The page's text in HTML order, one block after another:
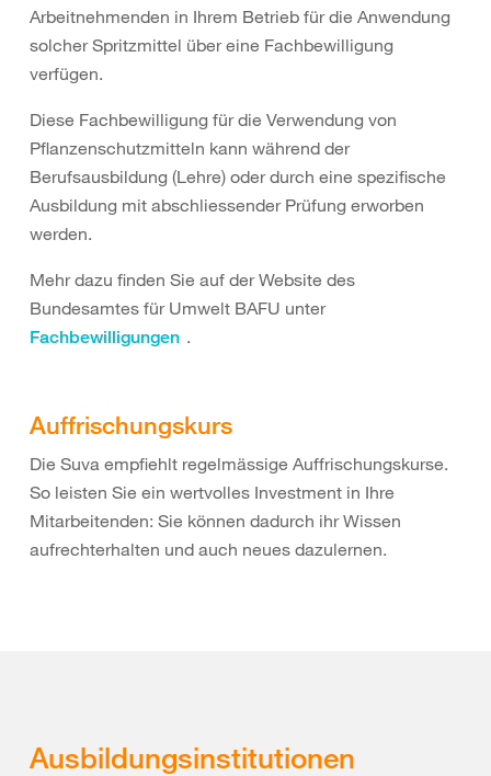
Arbeitnehmenden in Ihrem Betrieb für die Anwendung
solcher Spritzmittel über eine Fachbewilligung
verfügen.
Diese Fachbewilligung für die Verwendung von
Pflanzenschutzmitteln kann während der
Berufsausbildung (Lehre) oder durch eine spezifische
Ausbildung mit abschliessender Prüfung erworben
werden.
Mehr dazu finden Sie auf der Website des
Bundesamtes für Umwelt BAFU unter
Fachbewilligungen .
Auffrischungskurs
Die Suva empfiehlt regelmässige Auffrischungskurse.
So leisten Sie ein wertvolles Investment in Ihre
Mitarbeitenden: Sie können dadurch ihr Wissen
aufrechterhalten und auch neues dazulernen.
Ausbildungsinstitutionen